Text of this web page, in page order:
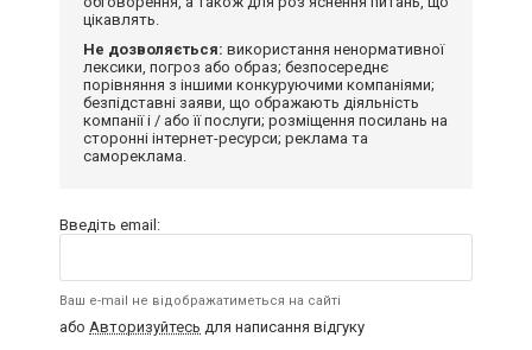
цікавлять.
Не дозволяється: використання ненормативної
лексики, погроз або образ; безпосереднє
порівняння з іншими конкуруючими компаніями;
безпідставні заяви, що ображають діяльність
компанії і / або її послуги; розміщення посилань на
сторонні інтернет-ресурси; реклама та
самореклама.
Введіть email:
Ваш e-mail не відображатиметься на сайті
або Авторизуйтесь для написання відгуку